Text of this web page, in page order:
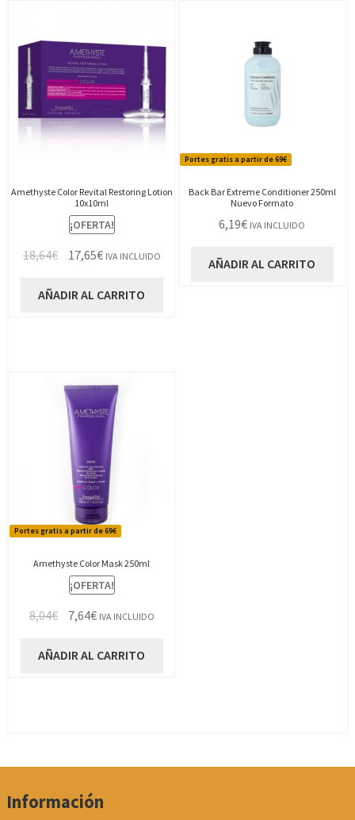
Amethyste Color Revital Restoring Lotion
10x10ml
¡OFERTA!
18,64€ El
original
17,65€El
actual
IVA INCLUIDO
AÑADIR AL CARRITO
Portes gratis a partir de 69€
Back Bar Extreme Conditioner 250ml
Nuevo Formato
6,19€ IVA INCLUIDO
AÑADIR AL CARRITO
Portes gratis a partir de 69€
Amethyste Color Mask 250ml
¡OFERTA!
8,04€ El
original
7,64€El
actual
IVA INCLUIDO
AÑADIR AL CARRITO
Información